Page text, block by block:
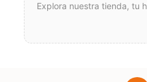
Explora nuestra tienda, tu